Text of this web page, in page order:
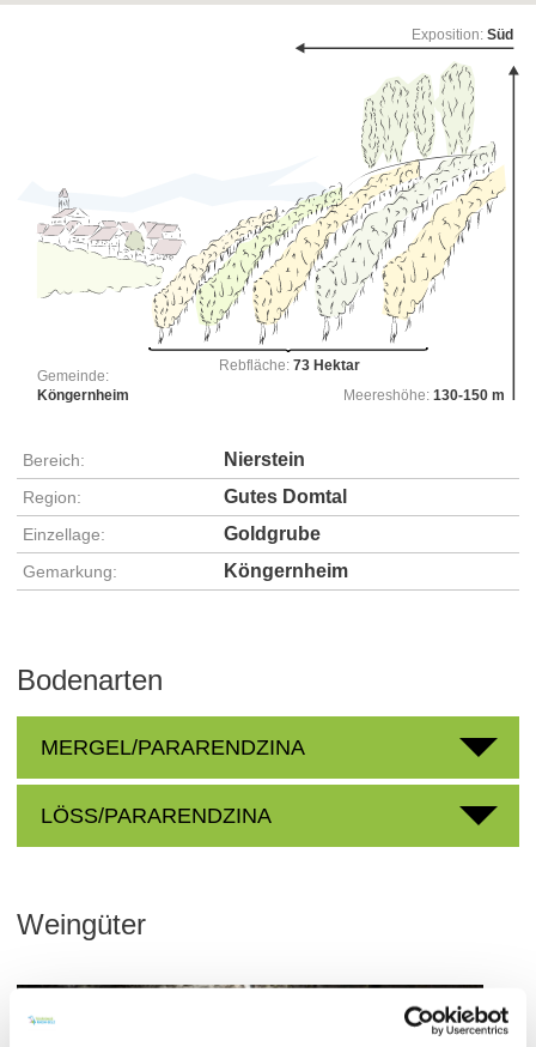
Rebfläche:73 Hektar
Gemeinde:
Köngernheim
Meereshöhe: 130-150 m
Exposition: Süd
Bereich: Nierstein
Region: Gutes Domtal
Einzellage: Goldgrube
Gemarkung: Köngernheim
Bodenarten
MERGEL/PARARENDZINA
LÖSS/PARARENDZINA
Weingüter